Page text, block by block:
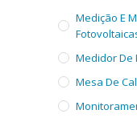
Medição E
Medidor De
Mesa De